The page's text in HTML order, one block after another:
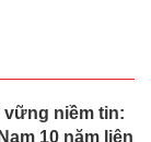
vững niềm tin:
10 năm liên